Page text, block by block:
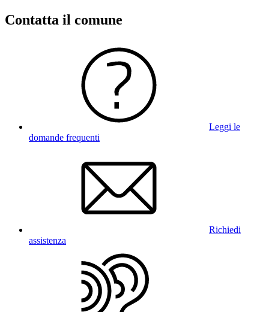
Contatta il comune
Leggi le
domande frequenti
Richiedi
assistenza